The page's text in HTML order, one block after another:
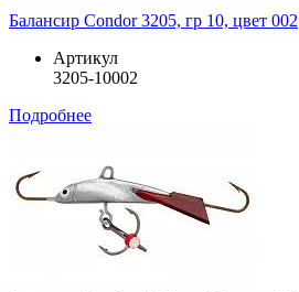
Балансир Condor 3205, гр 10, цвет 002
Артикул
3205-10002
Подробнее